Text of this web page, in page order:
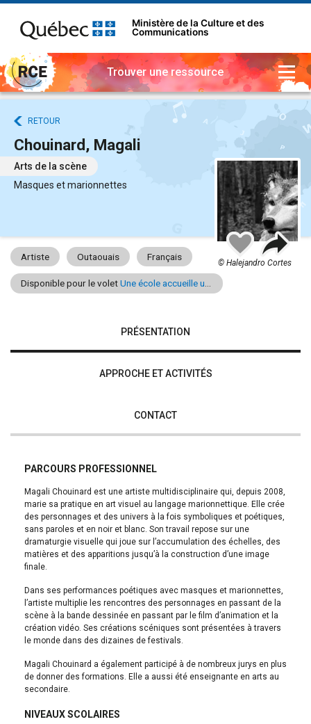
Ministère de la Culture et des
Communications
Trouver une ressource
RETOUR
Chouinard, Magali
Arts de la scène
Masques et marionnettes
Ajouter
mes
© Halejandro Cortes
Artiste Outaouais Français
Disponible pour le voletUne école accueille un artiste
PRÉSENTATION
APPROCHE ET ACTIVITÉS
CONTACT
PARCOURS PROFESSIONNEL
Magali Chouinard est une artiste multidisciplinaire qui, depuis 2008,
marie sa pratique en art visuel au langage marionnettique. Elle crée
des personnages et des univers à la fois symboliques et poétiques,
sans paroles et en noir et blanc. Son travail repose sur une
dramaturgie visuelle qui joue sur l’accumulation des échelles, des
matières et des apparitions jusqu’à la construction d’une image
finale.
Dans ses performances poétiques avec masques et marionnettes,
l’artiste multiplie les rencontres des personnages en passant de la
scène à la bande dessinée en passant par le film d’animation et la
création vidéo. Ses créations scéniques sont présentées à travers
le monde dans des dizaines de festivals.
Magali Chouinard a également participé à de nombreux jurys en plus
de donner des formations. Elle a aussi été enseignante en arts au
secondaire.
NIVEAUX SCOLAIRES